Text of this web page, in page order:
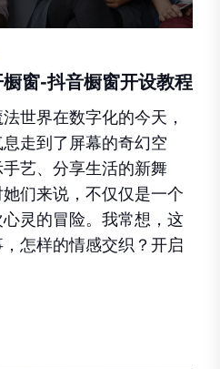
窗-抖音橱窗开设教程
世界在数字化的今天，
走到了屏幕的奇幻空
艺、分享生活的新舞
们来说，不仅仅是一个
灵的冒险。我常想，这
怎样的情感交织？开启